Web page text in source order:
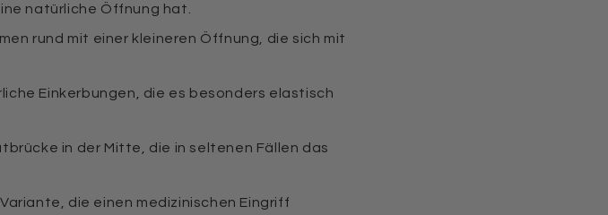
natürliche Öffnung hat.
rund mit einer kleineren Öffnung, die sich mit
Einkerbungen, die es besonders elastisch
in der Mitte, die in seltenen Fällen das
die einen medizinischen Eingriff